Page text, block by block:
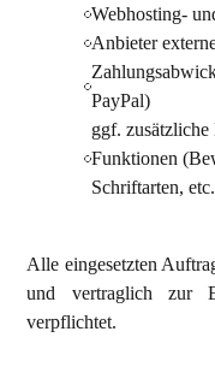
Webhosting-
Anbieter
PayPal)
ggf.
Funktionen
Schriftarten,
Alle eingesetzten
und vertraglich zur
verpflichtet.